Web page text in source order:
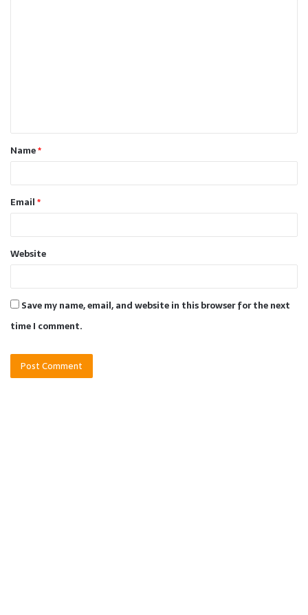
t
*Name*
Email*
Website
Save my name, email, and website in this browser for the next
time I comment.